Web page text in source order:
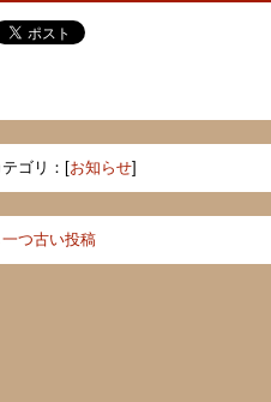
テゴリ：[お知らせ]
つ古い投稿